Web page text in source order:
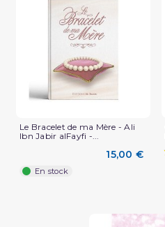
Le Bracelet de ma Mère - Ali
Ibn Jabir alFayfi -...
15,00 €
En stock